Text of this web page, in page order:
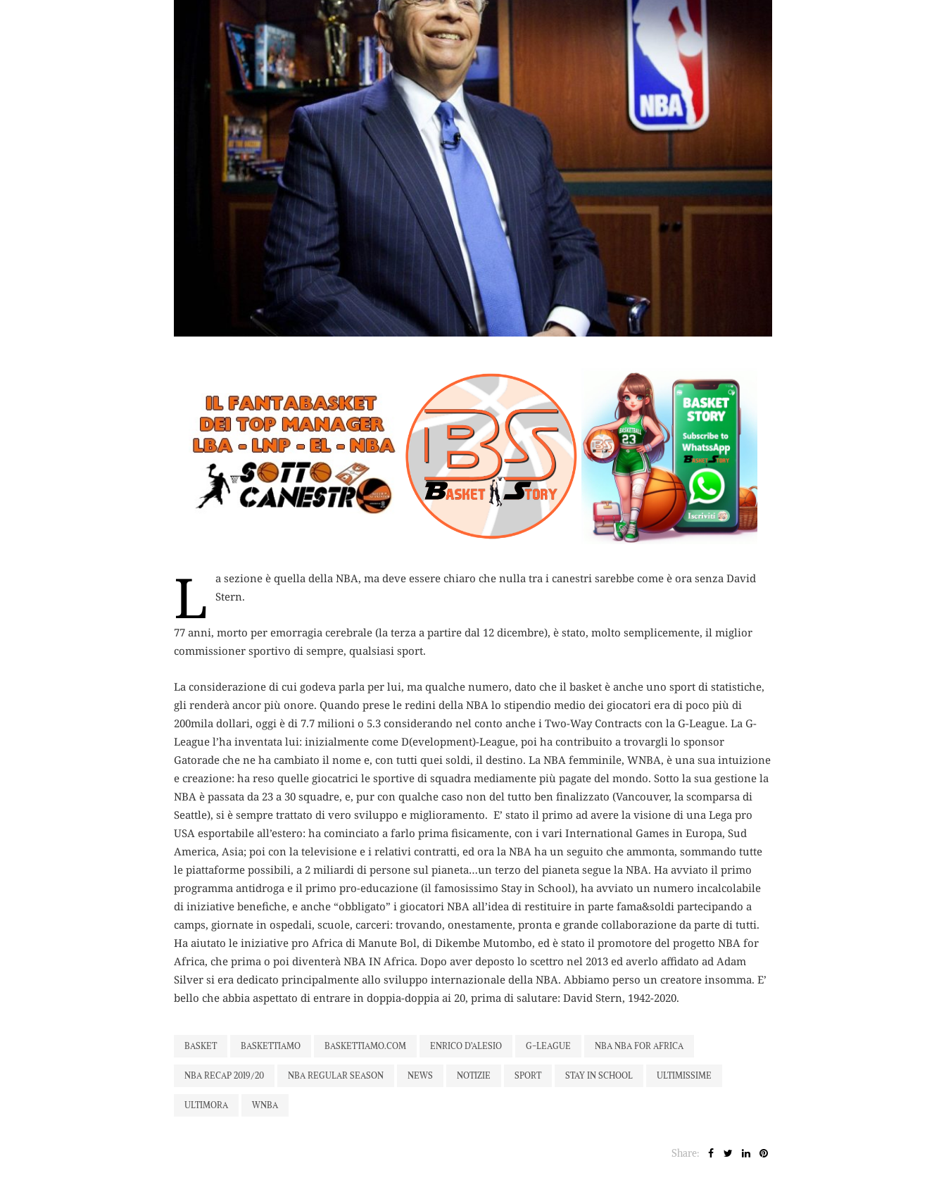
L
a sezione è quella della NBA, ma deve essere chiaro che nulla tra i canestri sarebbe come è ora senza David
Stern.
77 anni, morto per emorragia cerebrale (la terza a partire dal 12 dicembre), è stato, molto semplicemente, il miglior
commissioner sportivo di sempre, qualsiasi sport.
La considerazione di cui godeva parla per lui, ma qualche numero, dato che il basket è anche uno sport di statistiche,
gli renderà ancor più onore. Quando prese le redini della NBA lo stipendio medio dei giocatori era di poco più di
200mila dollari, oggi è di 7.7 milioni o 5.3 considerando nel conto anche i Two-Way Contracts con la G-League. La G-
League l’ha inventata lui: inizialmente come D(evelopment)-League, poi ha contribuito a trovargli lo sponsor
Gatorade che ne ha cambiato il nome e, con tutti quei soldi, il destino. La NBA femminile, WNBA, è una sua intuizione
e creazione: ha reso quelle giocatrici le sportive di squadra mediamente più pagate del mondo. Sotto la sua gestione la
NBA è passata da 23 a 30 squadre, e, pur con qualche caso non del tutto ben finalizzato (Vancouver, la scomparsa di
Seattle), si è sempre trattato di vero sviluppo e miglioramento. E’ stato il primo ad avere la visione di una Lega pro
USA esportabile all’estero: ha cominciato a farlo prima fisicamente, con i vari International Games in Europa, Sud
America, Asia; poi con la televisione e i relativi contratti, ed ora la NBA ha un seguito che ammonta, sommando tutte
le piattaforme possibili, a 2 miliardi di persone sul pianeta…un terzo del pianeta segue la NBA. Ha avviato il primo
programma antidroga e il primo pro-educazione (il famosissimo Stay in School), ha avviato un numero incalcolabile
di iniziative benefiche, e anche “obbligato” i giocatori NBA all’idea di restituire in parte fama&soldi partecipando a
camps, giornate in ospedali, scuole, carceri: trovando, onestamente, pronta e grande collaborazione da parte di tutti.
Ha aiutato le iniziative pro Africa di Manute Bol, di Dikembe Mutombo, ed è stato il promotore del progetto NBA for
Africa, che prima o poi diventerà NBA IN Africa. Dopo aver deposto lo scettro nel 2013 ed averlo affidato ad Adam
Silver si era dedicato principalmente allo sviluppo internazionale della NBA. Abbiamo perso un creatore insomma. E’
bello che abbia aspettato di entrare in doppia-doppia ai 20, prima di salutare: David Stern, 1942-2020.
BASKET BASKETTIAMO BASKETTIAMO.COM ENRICO D’ALESIO G-LEAGUE NBA NBA FOR AFRICA
NBA RECAP 2019/20 NBA REGULAR SEASON NEWS NOTIZIE SPORT STAY IN SCHOOL ULTIMISSIME
ULTIMORA WNBA
Share: